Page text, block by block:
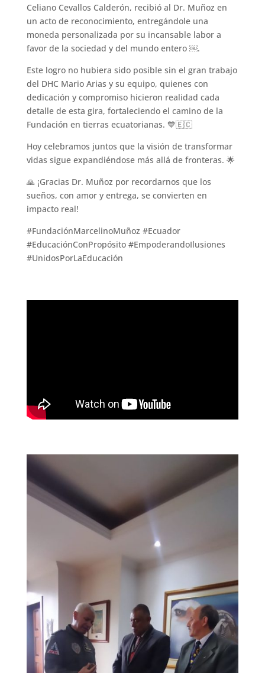
Celiano Cevallos Calderón, recibió al Dr. Muñoz en
un acto de reconocimiento, entregándole una
moneda personalizada por su incansable labor a
favor de la sociedad y del mundo entero ￼.
Este logro no hubiera sido posible sin el gran trabajo
del DHC Mario Arias y su equipo, quienes con
dedicación y compromiso hicieron realidad cada
detalle de esta gira, fortaleciendo el camino de la
Fundación en tierras ecuatorianas. 💙🇪🇨
Hoy celebramos juntos que la visión de transformar
vidas sigue expandiéndose más allá de fronteras. 🌟
🙏 ¡Gracias Dr. Muñoz por recordarnos que los
sueños, con amor y entrega, se convierten en
impacto real!
#FundaciónMarcelinoMuñoz #Ecuador
#EducaciónConPropósito #EmpoderandoIlusiones
#UnidosPorLaEducación